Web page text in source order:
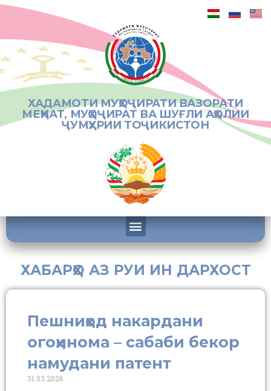
ХАДАМОТИ МУҲОҶИРАТИ ВАЗОРАТИ
МЕҲНАТ, МУҲОҶИРАТ ВА ШУҒЛИ АҲОЛИИ
ҶУМҲУРИИ ТОҶИКИСТОН
ХАБАРҲО АЗ РУИ ИН ДАРХОСТ
Пешниҳод накардани
огоҳинома – сабаби бекор
намудани патент
31.03.2026